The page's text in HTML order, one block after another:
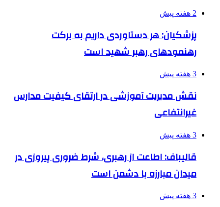
2 هفته پیش
پزشکیان: هر دستاوردی داریم به برکت
رهنمودهای رهبر شهید است
3 هفته پیش
نقش مدیریت آموزشی در ارتقای کیفیت مدارس
غیرانتفاعی
3 هفته پیش
قالیباف: اطاعت از رهبری، شرط ضروری پیروزی در
میدان مبارزه با دشمن است
3 هفته پیش